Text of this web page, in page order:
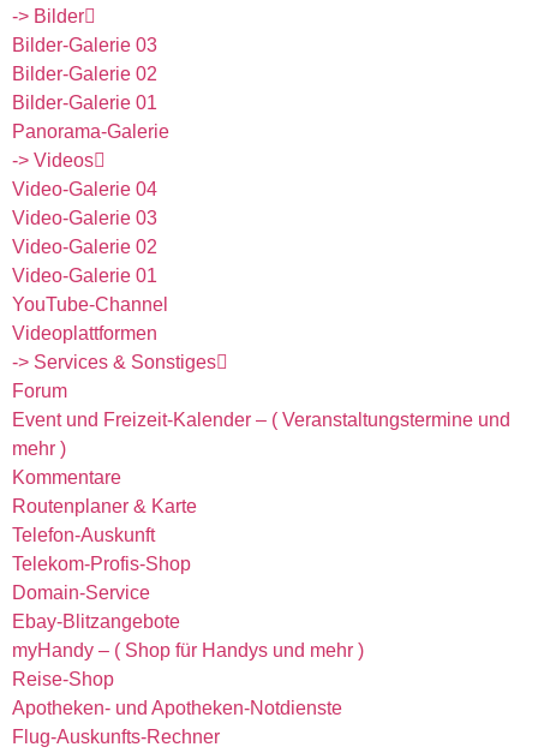
-> Bilder
Bilder-Galerie 03
Bilder-Galerie 02
Bilder-Galerie 01
Panorama-Galerie
-> Videos
Video-Galerie 04
Video-Galerie 03
Video-Galerie 02
Video-Galerie 01
YouTube-Channel
Videoplattformen
-> Services & Sonstiges
Forum
Event und Freizeit-Kalender – ( Veranstaltungstermine und
mehr )
Kommentare
Routenplaner & Karte
Telefon-Auskunft
Telekom-Profis-Shop
Domain-Service
Ebay-Blitzangebote
myHandy – ( Shop für Handys und mehr )
Reise-Shop
Apotheken- und Apotheken-Notdienste
Flug-Auskunfts-Rechner